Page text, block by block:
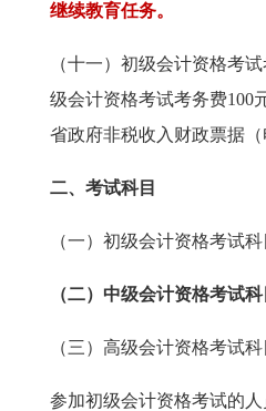
继续教育任务。
（十一）初级会计资格考
级会计资格考试考务费100
省政府非税收入财政票据
二、考试科目
（一）初级会计资格考试
（二）中级会计资格考试
（三）高级会计资格考试
参加初级会计资格考试的